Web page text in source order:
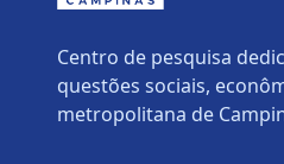
Centro de pesquisa
questões sociais,
metropolitana de